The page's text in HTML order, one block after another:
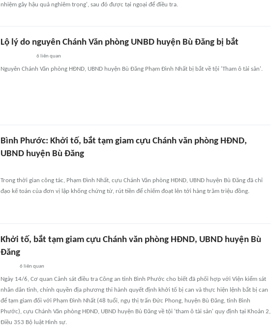
nhiệm gây hậu quả nghiêm trọng', sau đó được tại ngoại để điều tra.
Lộ lý do nguyên Chánh Văn phòng UNBD huyện Bù Đăng bị bắt
6 liên quan
Nguyên Chánh Văn phòng HĐND, UBND huyện Bù Đăng Phạm Đình Nhất bị bắt về tội 'Tham ô tài sản'.
Bình Phước: Khởi tố, bắt tạm giam cựu Chánh văn phòng HĐND,
UBND huyện Bù Đăng
Trong thời gian công tác, Phạm Đình Nhất, cựu Chánh Văn phòng HĐND, UBND huyện Bù Đăng đã chỉ
đạo kế toán của đơn vị lập khống chứng từ, rút tiền để chiếm đoạt lên tới hàng trăm triệu đồng.
Khởi tố, bắt tạm giam cựu Chánh văn phòng HĐND, UBND huyện Bù
Đăng
6 liên quan
Ngày 14/6, Cơ quan Cảnh sát điều tra Công an tỉnh Bình Phước cho biết đã phối hợp với Viện kiểm sát
nhân dân tỉnh, chính quyền địa phương thi hành quyết định khởi tố bị can và thực hiện lệnh bắt bị can
để tạm giam đối với Phạm Đình Nhất (48 tuổi, ngụ thị trấn Đức Phong, huyện Bù Đăng, tỉnh Bình
Phước), cựu Chánh Văn phòng HĐND, UBND huyện Bù Đăng về tội 'tham ô tài sản' quy định tại Khoản 2,
Điều 353 Bộ luật Hình sự.